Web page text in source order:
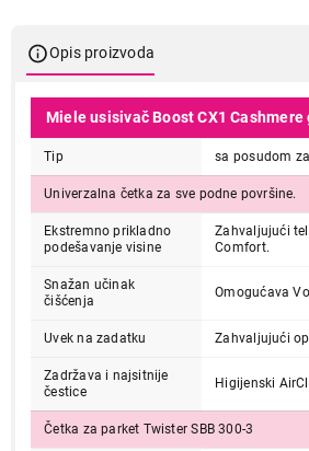
Opis proizvoda
Miele usisivač Boost CX1 Cashmere
Tip sa posudom
Univerzalna četka za sve podne površine.
Ekstremno prikladno
podešavanje visine
Zahvaljujući
Comfort.
Snažan učinak
čišćenja
Omogućava
Uvek na zadatku Zahvaljujući
Zadržava i najsitnije
čestice
Higijenski
Četka za parket Twister SBB 300-3